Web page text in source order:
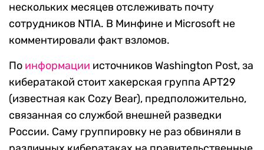
нескольких месяцев отслеживать почту
сотрудников NTIA. В Минфине и Microsoft не
комментировали факт взломов.
По информации источников Washington Post, за
кибератакой стоит хакерская группа APT29
(известная как Cozy Bear), предположительно,
связанная со службой внешней разведки
России. Саму группировку не раз обвиняли в